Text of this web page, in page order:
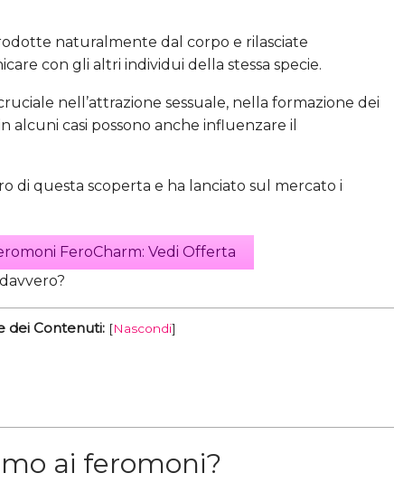
naturalmente dal corpo e rilasciate
con gli altri individui della stessa specie.
nell’attrazione sessuale, nella formazione dei
alcuni casi possono anche influenzare il
di questa scoperta e ha lanciato sul mercato i
FeroCharm: Vedi Offerta
dei Contenuti: [Nascondi]
ai feromoni?